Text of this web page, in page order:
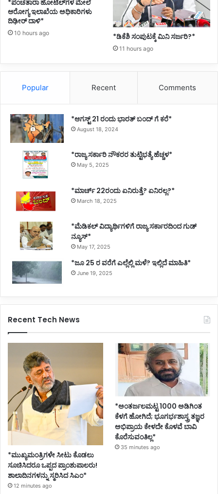
*ಪಂಚತಾರಾ ಹೋಟೆಲ್‌ಗಳ ಮೇಲೆ
ಆರೋಗ್ಯ ಇಲಾಖೆಯ ಅಧಿಕಾರಿಗಳು
ದಿಢೀರ್ ದಾಳಿ*
10 hours ago *ಡಿಕೆಶಿ ಸಂಪುಟಕ್ಕೆ ಮಿನಿ ಸರ್ಜರಿ?*
11 hours ago
Popular Recent Comments
*ಆಗಸ್ಟ್ 21 ರಂದು ಭಾರತ್‌ ಬಂದ್‌ ಗೆ ಕರೆ*
August 18, 2024
*ರಾಜ್ಯ ಸರ್ಕಾರಿ ನೌಕರರ ತುಟ್ಟಿಭತ್ಯೆ ಹೆಚ್ಚಳ*
May 5, 2025
*ಮಾರ್ಚ್ 22ರಂದು ಏನಿರುತ್ತೆ? ಏನಿರಲ್ಲ?*
March 18, 2025
*ಮೆಡಿಕಲ್ ವಿದ್ಯಾರ್ಥಿಗಳಿಗೆ ರಾಜ್ಯ ಸರ್ಕಾರದಿಂದ ಗುಡ್
ನ್ಯೂಸ್*
May 17, 2025
*ಜೂ 25 ರ ವರೆಗೆ ಎಲ್ಲೆಲ್ಲಿ ಮಳೆ? ಇಲ್ಲಿದೆ ಮಾಹಿತಿ*
June 19, 2025
Recent Tech News
*ಮುಖ್ಯಮಂತ್ರಿಗಳೇ ಸೀಟು ಕೊಡಲು
ಸೂಚಿಸಿದರೂ ಒಪ್ಪದ ಪ್ರಾಂಶುಪಾಲರು!
ಶಾಲಾದಿನಗಳನ್ನು ಸ್ಮರಿಸಿದ ಸಿಎಂ*
12 minutes ago
*ಅಂತರ್ಜಲಮಟ್ಟ 1000 ಅಡಿಗಿಂತ
ಕೆಳಗೆ ಹೋಗಿದೆ; ಭೂಗರ್ಭಶಾಸ್ತ್ರ ತಜ್ಞರ
ಅಭಿಪ್ರಾಯ ಕೇಳದೇ ಕೊಳವೆ ಬಾವಿ
ಕೊರೆಸುವಂತಿಲ್ಲ*
35 minutes ago